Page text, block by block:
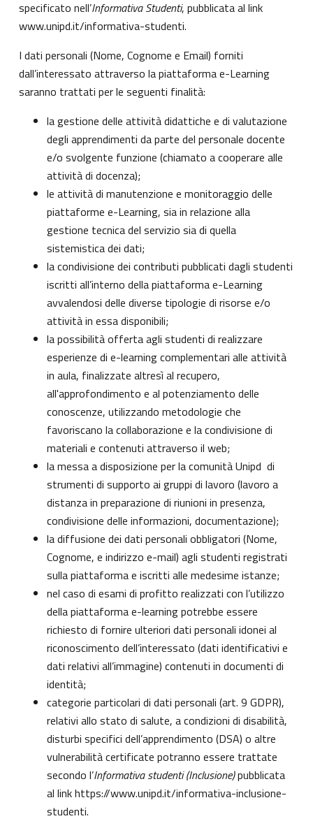
specificato nell’Informativa Studenti, pubblicata al link
www.unipd.it/informativa-studenti.
I dati personali (Nome, Cognome e Email) forniti
dall’interessato attraverso la piattaforma e-Learning
saranno trattati per le seguenti finalità:
la gestione delle attività didattiche e di valutazione
degli apprendimenti da parte del personale docente
e/o svolgente funzione (chiamato a cooperare alle
attività di docenza);
le attività di manutenzione e monitoraggio delle
piattaforme e-Learning, sia in relazione alla
gestione tecnica del servizio sia di quella
sistemistica dei dati;
la condivisione dei contributi pubblicati dagli studenti
iscritti all’interno della piattaforma e-Learning
avvalendosi delle diverse tipologie di risorse e/o
attività in essa disponibili;
la possibilità offerta agli studenti di realizzare
esperienze di e-learning complementari alle attività
in aula, finalizzate altresì al recupero,
all'approfondimento e al potenziamento delle
conoscenze, utilizzando metodologie che
favoriscano la collaborazione e la condivisione di
materiali e contenuti attraverso il web;
la messa a disposizione per la comunità Unipd di
strumenti di supporto ai gruppi di lavoro (lavoro a
distanza in preparazione di riunioni in presenza,
condivisione delle informazioni, documentazione);
la diffusione dei dati personali obbligatori (Nome,
Cognome, e indirizzo e-mail) agli studenti registrati
sulla piattaforma e iscritti alle medesime istanze;
nel caso di esami di profitto realizzati con l’utilizzo
della piattaforma e-learning potrebbe essere
richiesto di fornire ulteriori dati personali idonei al
riconoscimento dell’interessato (dati identificativi e
dati relativi all’immagine) contenuti in documenti di
identità;
categorie particolari di dati personali (art. 9 GDPR),
relativi allo stato di salute, a condizioni di disabilità,
disturbi specifici dell’apprendimento (DSA) o altre
vulnerabilità certificate potranno essere trattate
secondo l’Informativa studenti (Inclusione)pubblicata
al linkhttps://www.unipd.it/informativa-inclusione-
studenti.